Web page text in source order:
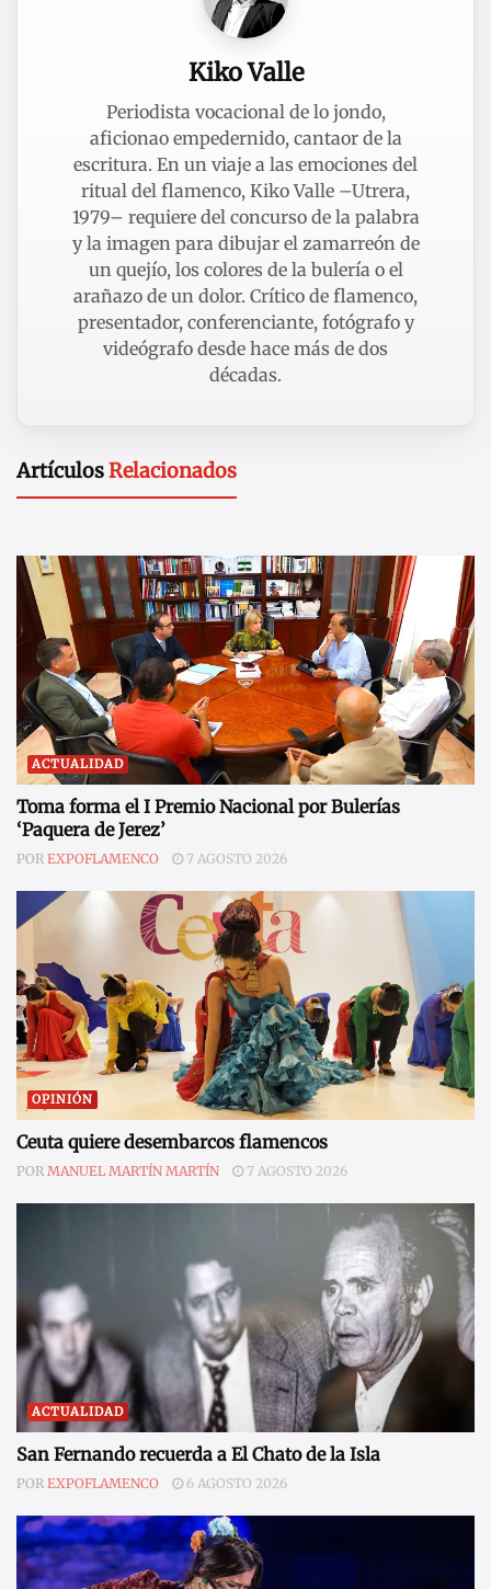
Kiko Valle
Periodista vocacional de lo jondo,
aficionao empedernido, cantaor de la
escritura. En un viaje a las emociones del
ritual del flamenco, Kiko Valle –Utrera,
1979– requiere del concurso de la palabra
y la imagen para dibujar el zamarreón de
un quejío, los colores de la bulería o el
arañazo de un dolor. Crítico de flamenco,
presentador, conferenciante, fotógrafo y
videógrafo desde hace más de dos
décadas.
ArtículosRelacionados
ACTUALIDAD
Toma forma el I Premio Nacional por Bulerías
‘Paquera de Jerez’
POR EXPOFLAMENCO 7 AGOSTO 2026
OPINIÓN
Ceuta quiere desembarcos flamencos
POR MANUEL MARTÍN MARTÍN 7 AGOSTO 2026
ACTUALIDAD
San Fernando recuerda a El Chato de la Isla
POR EXPOFLAMENCO 6 AGOSTO 2026